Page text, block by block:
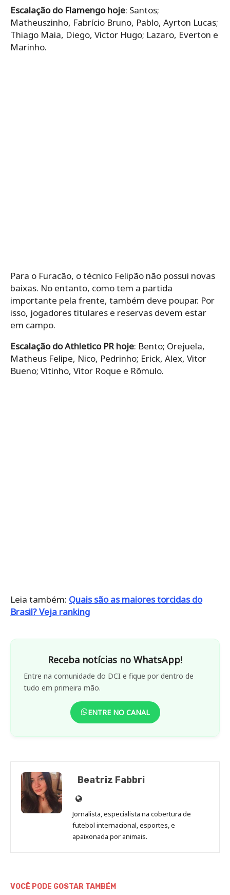
Escalação do Flamengo hoje: Santos;
Matheuszinho, Fabrício Bruno, Pablo, Ayrton Lucas;
Thiago Maia, Diego, Victor Hugo; Lazaro, Everton e
Marinho.
Para o Furacão, o técnico Felipão não possui novas
baixas. No entanto, como tem a partida
importante pela frente, também deve poupar. Por
isso, jogadores titulares e reservas devem estar
em campo.
Escalação do Athletico PR hoje: Bento; Orejuela,
Matheus Felipe, Nico, Pedrinho; Erick, Alex, Vitor
Bueno; Vitinho, Vitor Roque e Rômulo.
Leia também: Quais são as maiores torcidas do
Brasil? Veja ranking
Receba notícias no WhatsApp!
Entre na comunidade do DCI e fique por dentro de
tudo em primeira mão.
ENTRE NO CANAL
Beatriz Fabbri
Site
de
Beatriz
Fabbri
Jornalista, especialista na cobertura de
futebol internacional, esportes, e
apaixonada por animais.
VOCÊ PODE GOSTAR TAMBÉM